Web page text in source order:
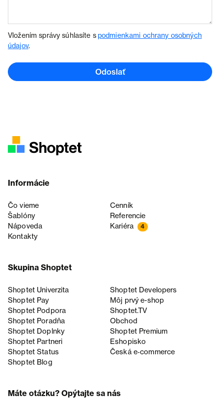
Vložením správy súhlasíte spodmienkami ochrany osobných
údajov.
Odoslať
Informácie
Čo vieme
Cenník
Šablóny
Referencie
Nápoveda
Kariéra 4
Kontakty
Skupina Shoptet
Shoptet Univerzita
Shoptet Developers
Shoptet Pay
Môj prvý e-shop
Shoptet Podpora
Shoptet.TV
Shoptet Poradňa
Obchod
Shoptet Doplnky
Shoptet Premium
Shoptet Partneri
Eshopisko
Shoptet Status
Česká e‑commerce
Shoptet Blog
Máte otázku? Opýtajte sa nás